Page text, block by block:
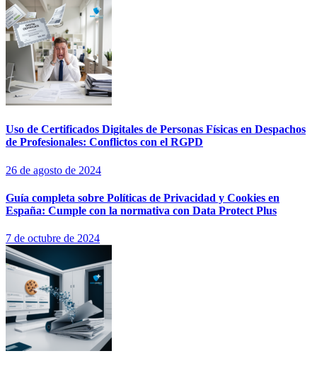
Uso de Certificados Digitales de Personas Físicas en Despachos
de Profesionales: Conflictos con el RGPD
26 de agosto de 2024
Guía completa sobre Políticas de Privacidad y Cookies en
España: Cumple con la normativa con Data Protect Plus
7 de octubre de 2024